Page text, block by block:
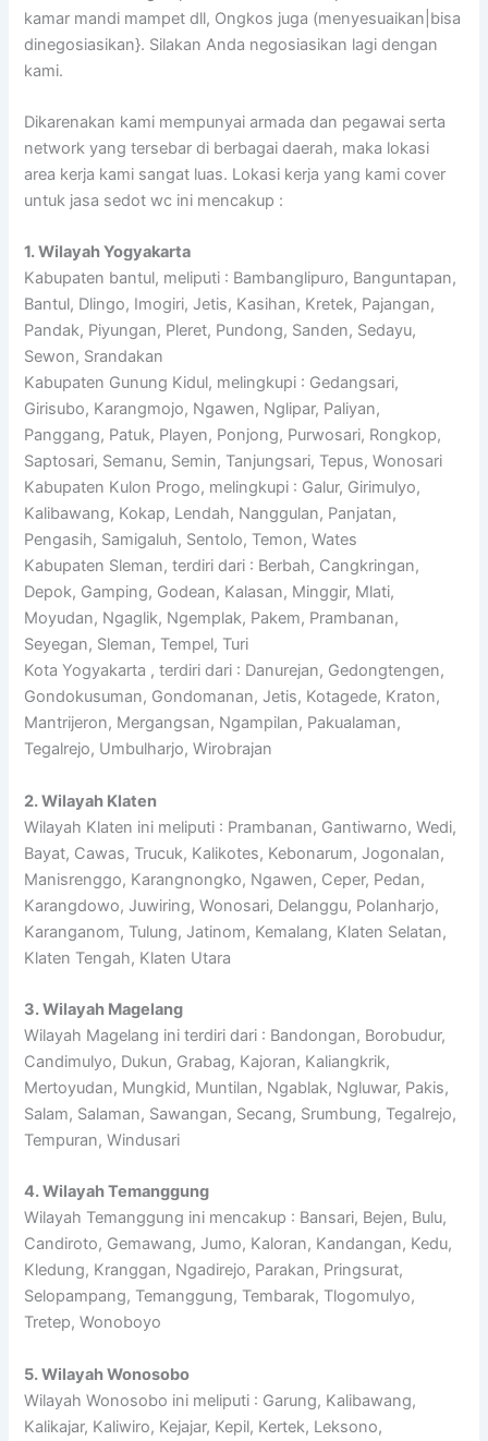
kamar mandi mampet dll, Ongkos juga (menyesuaikan|bisa
dinegosiasikan}. Silakan Anda negosiasikan lagi dengan
kami.
Dikarenakan kami mempunyai armada dan pegawai serta
network yang tersebar di berbagai daerah, maka lokasi
area kerja kami sangat luas. Lokasi kerja yang kami cover
untuk jasa sedot wc ini mencakup :
1. Wilayah Yogyakarta
Kabupaten bantul, meliputi : Bambanglipuro, Banguntapan,
Bantul, Dlingo, Imogiri, Jetis, Kasihan, Kretek, Pajangan,
Pandak, Piyungan, Pleret, Pundong, Sanden, Sedayu,
Sewon, Srandakan
Kabupaten Gunung Kidul, melingkupi : Gedangsari,
Girisubo, Karangmojo, Ngawen, Nglipar, Paliyan,
Panggang, Patuk, Playen, Ponjong, Purwosari, Rongkop,
Saptosari, Semanu, Semin, Tanjungsari, Tepus, Wonosari
Kabupaten Kulon Progo, melingkupi : Galur, Girimulyo,
Kalibawang, Kokap, Lendah, Nanggulan, Panjatan,
Pengasih, Samigaluh, Sentolo, Temon, Wates
Kabupaten Sleman, terdiri dari : Berbah, Cangkringan,
Depok, Gamping, Godean, Kalasan, Minggir, Mlati,
Moyudan, Ngaglik, Ngemplak, Pakem, Prambanan,
Seyegan, Sleman, Tempel, Turi
Kota Yogyakarta , terdiri dari : Danurejan, Gedongtengen,
Gondokusuman, Gondomanan, Jetis, Kotagede, Kraton,
Mantrijeron, Mergangsan, Ngampilan, Pakualaman,
Tegalrejo, Umbulharjo, Wirobrajan
2. Wilayah Klaten
Wilayah Klaten ini meliputi : Prambanan, Gantiwarno, Wedi,
Bayat, Cawas, Trucuk, Kalikotes, Kebonarum, Jogonalan,
Manisrenggo, Karangnongko, Ngawen, Ceper, Pedan,
Karangdowo, Juwiring, Wonosari, Delanggu, Polanharjo,
Karanganom, Tulung, Jatinom, Kemalang, Klaten Selatan,
Klaten Tengah, Klaten Utara
3. Wilayah Magelang
Wilayah Magelang ini terdiri dari : Bandongan, Borobudur,
Candimulyo, Dukun, Grabag, Kajoran, Kaliangkrik,
Mertoyudan, Mungkid, Muntilan, Ngablak, Ngluwar, Pakis,
Salam, Salaman, Sawangan, Secang, Srumbung, Tegalrejo,
Tempuran, Windusari
4. Wilayah Temanggung
Wilayah Temanggung ini mencakup : Bansari, Bejen, Bulu,
Candiroto, Gemawang, Jumo, Kaloran, Kandangan, Kedu,
Kledung, Kranggan, Ngadirejo, Parakan, Pringsurat,
Selopampang, Temanggung, Tembarak, Tlogomulyo,
Tretep, Wonoboyo
5. Wilayah Wonosobo
Wilayah Wonosobo ini meliputi : Garung, Kalibawang,
Kalikajar, Kaliwiro, Kejajar, Kepil, Kertek, Leksono,